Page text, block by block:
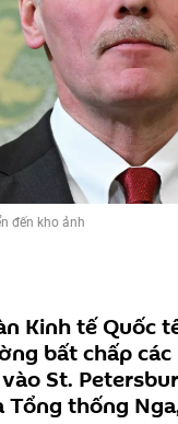
đến kho ảnh
Kinh tế Quốc
bất chấp
St.
thống